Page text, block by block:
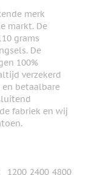
merk
markt. De
grams
De
100%
verzekerd
betaalbare
fabriek en wij
1200 2400 4800